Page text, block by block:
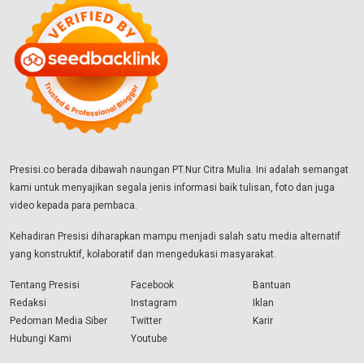
Presisi.co berada dibawah naungan PT.Nur Citra Mulia. Ini adalah semangat
kami untuk menyajikan segala jenis informasi baik tulisan, foto dan juga
video kepada para pembaca.
Kehadiran Presisi diharapkan mampu menjadi salah satu media alternatif
yang konstruktif, kolaboratif dan mengedukasi masyarakat.
Tentang Presisi
Redaksi
Pedoman Media Siber
Hubungi Kami
Facebook
Instagram
Twitter
Youtube
Bantuan
Iklan
Karir